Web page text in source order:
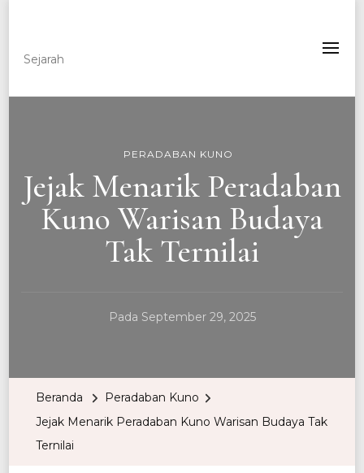
Sejarah
PERADABAN KUNO
Jejak Menarik Peradaban
Kuno Warisan Budaya
Tak Ternilai
Pada September 29, 2025
Beranda
Peradaban Kuno
Jejak Menarik Peradaban Kuno Warisan Budaya Tak
Ternilai